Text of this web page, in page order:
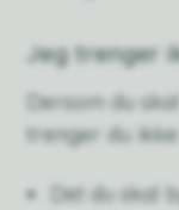
Jeg trenger
Dersom du
trenger du
Det du skal